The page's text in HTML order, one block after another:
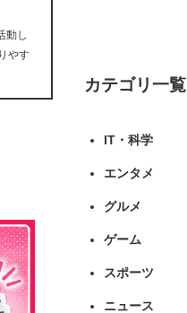
動し
やす
カテゴリ一覧
IT・科学
エンタメ
グルメ
ゲーム
スポーツ
ニュース